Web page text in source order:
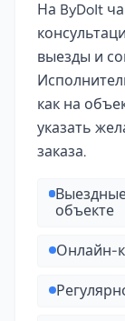
На ByDoIt
выезды и
как на
указать
заказа.
объекте
Онлайн-